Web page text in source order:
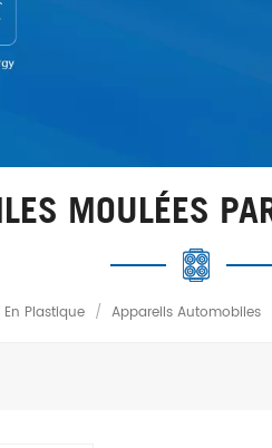
MOULÉES
Plastique / Appareils Automobiles